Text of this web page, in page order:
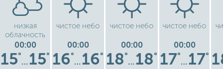
низкая
облачность
00:00
15°
…15°
чистое небо
00:00
16°
…16°
чистое небо
00:00
18°
…18°
чистое небо
00:00
17°
…17°